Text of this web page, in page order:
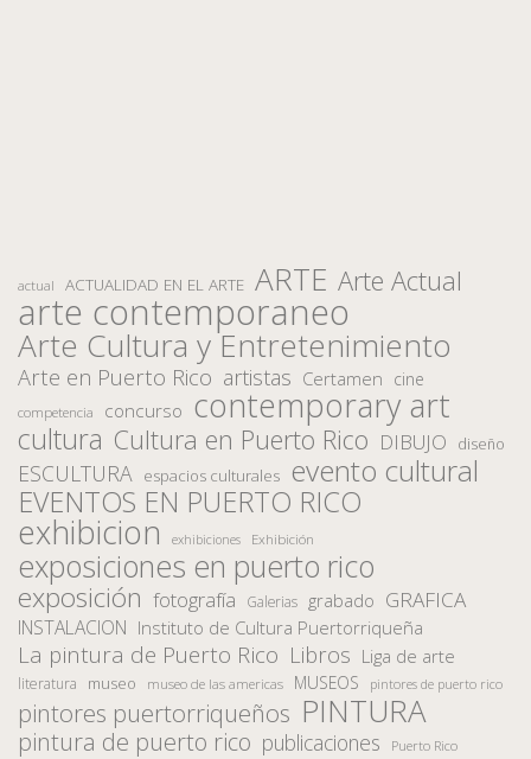
actual ACTUALIDAD EN EL ARTE ARTE Arte Actual
arte contemporaneo
Arte Cultura y Entretenimiento
Arte en Puerto Rico artistas Certamen cine
competencia concurso contemporary art
cultura Cultura en Puerto Rico DIBUJO diseño
ESCULTURA espacios culturales evento cultural
EVENTOS EN PUERTO RICO
exhibicion exhibiciones Exhibición
exposiciones en puerto rico
exposición fotografía Galerias grabado GRAFICA
INSTALACION Instituto de Cultura Puertorriqueña
La pintura de Puerto Rico Libros Liga de arte
literatura museo museo de las americas MUSEOS pintores de puerto rico
pintores puertorriqueños PINTURA
pintura de puerto rico publicaciones Puerto Rico